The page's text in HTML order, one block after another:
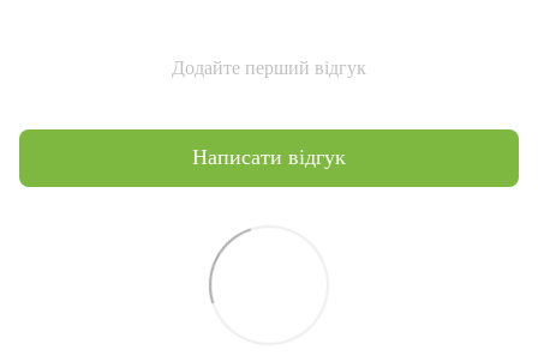
Додайте перший відгук
Написати відгук